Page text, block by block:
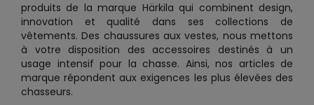
produits de la marque Härkila qui combinent design,
innovation et qualité dans ses collections de
vêtements. Des chaussures aux vestes, nous mettons
à votre disposition des accessoires destinés à un
usage intensif pour la chasse. Ainsi, nos articles de
marque répondent aux exigences les plus élevées des
chasseurs.